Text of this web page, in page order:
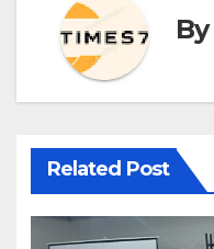
By
Related Post